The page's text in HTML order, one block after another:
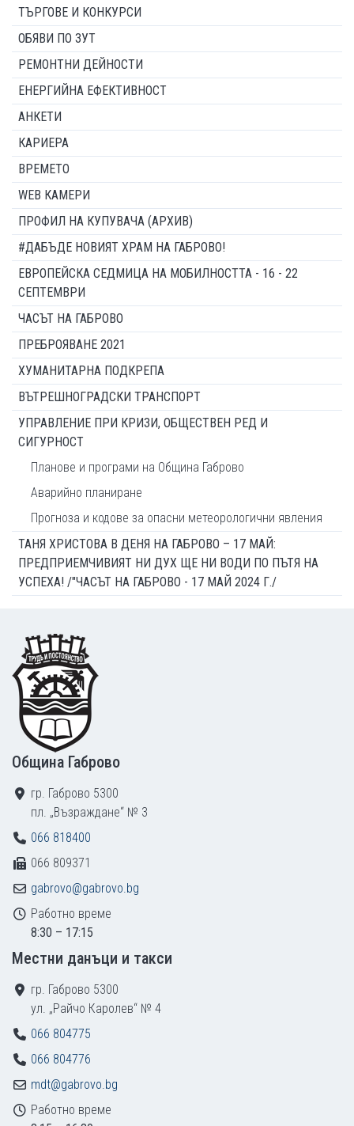
ТЪРГОВЕ И КОНКУРСИ
ОБЯВИ ПО ЗУТ
РЕМОНТНИ ДЕЙНОСТИ
ЕНЕРГИЙНА ЕФЕКТИВНОСТ
АНКЕТИ
КАРИЕРА
ВРЕМЕТО
WEB КАМЕРИ
ПРОФИЛ НА КУПУВАЧА (АРХИВ)
#ДАБЪДЕ НОВИЯТ ХРАМ НА ГАБРОВО!
ЕВРОПЕЙСКА СЕДМИЦА НА МОБИЛНОСТТА - 16 - 22
СЕПТЕМВРИ
ЧАСЪТ НА ГАБРОВО
ПРЕБРОЯВАНЕ 2021
ХУМАНИТАРНА ПОДКРЕПА
ВЪТРЕШНОГРАДСКИ ТРАНСПОРТ
УПРАВЛЕНИЕ ПРИ КРИЗИ, ОБЩЕСТВЕН РЕД И
СИГУРНОСТ
Планове и програми на Община Габрово
Аварийно планиране
Прогноза и кодове за опасни метеорологични явления
ТАНЯ ХРИСТОВА В ДЕНЯ НА ГАБРОВО – 17 МАЙ:
ПРЕДПРИЕМЧИВИЯТ НИ ДУХ ЩЕ НИ ВОДИ ПО ПЪТЯ НА
УСПЕХА! /"ЧАСЪТ НА ГАБРОВО - 17 МАЙ 2024 Г./
Footer
Община Габрово
гр. Габрово 5300
пл. „Възраждане“ № 3
066 818400
066 809371
gabrovo@gabrovo.bg
Работно време
8:30 – 17:15
Местни данъци и такси
гр. Габрово 5300
ул. „Райчо Каролев“ № 4
066 804775
066 804776
mdt@gabrovo.bg
Работно време